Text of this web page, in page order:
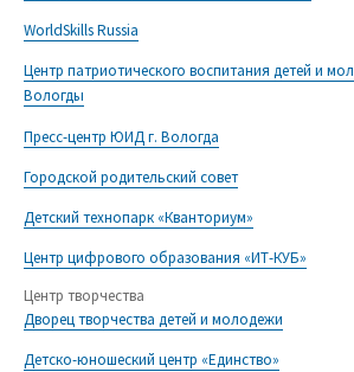
WorldSkills Russia
Центр патриотического воспитания детей и
Вологды
Пресс-центр ЮИД г. Вологда
Городской родительский совет
Детский технопарк «Кванториум»
Центр цифрового образования «ИТ-КУБ»
Центр творчества
Дворец творчества детей и молодежи
Детско-юношеский центр «Единство»